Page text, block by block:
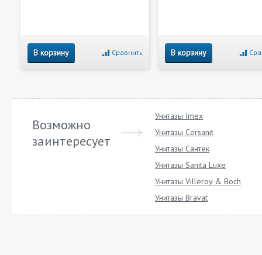
В корзину Сравнить В корзину
Возможно
заинтересует
Унитазы Imex
Унитазы Cersanit
Унитазы Сантек
Унитазы Sanita Luxe
Унитазы Villeroy & Boch
Унитазы Bravat